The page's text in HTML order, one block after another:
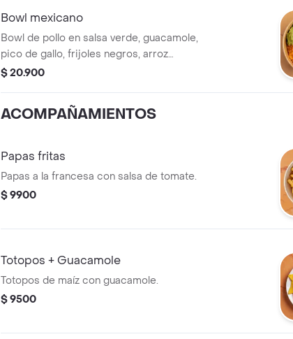
Bowl mexicano
Bowl de pollo en salsa verde, guacamole,
pico de gallo, frijoles negros, arroz
achiote y lechuga.
$ 20.900
ACOMPAÑAMIENTOS
Papas fritas
Papas a la francesa con salsa de tomate.
$ 9900
Totopos + Guacamole
Totopos de maíz con guacamole.
$ 9500